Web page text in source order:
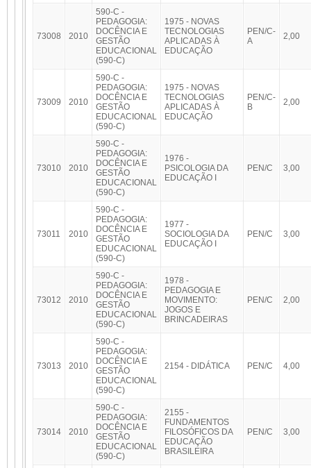
73008 2010
590-C -
PEDAGOGIA:
DOCÊNCIA E
GESTÃO
EDUCACIONAL
(590-C)
1975 - NOVAS
TECNOLOGIAS
APLICADAS À
EDUCAÇÃO
PEN/C-
A
2,00
73009 2010
590-C -
PEDAGOGIA:
DOCÊNCIA E
GESTÃO
EDUCACIONAL
(590-C)
1975 - NOVAS
TECNOLOGIAS
APLICADAS À
EDUCAÇÃO
PEN/C-
B
2,00
73010 2010
590-C -
PEDAGOGIA:
DOCÊNCIA E
GESTÃO
EDUCACIONAL
(590-C)
1976 -
PSICOLOGIA DA
EDUCAÇÃO I
PEN/C 3,00
73011 2010
590-C -
PEDAGOGIA:
DOCÊNCIA E
GESTÃO
EDUCACIONAL
(590-C)
1977 -
SOCIOLOGIA DA
EDUCAÇÃO I
PEN/C 3,00
73012 2010
590-C -
PEDAGOGIA:
DOCÊNCIA E
GESTÃO
EDUCACIONAL
(590-C)
1978 -
PEDAGOGIA E
MOVIMENTO:
JOGOS E
BRINCADEIRAS
PEN/C 2,00
73013 2010
590-C -
PEDAGOGIA:
DOCÊNCIA E
GESTÃO
EDUCACIONAL
(590-C)
2154 - DIDÁTICA PEN/C 4,00
73014 2010
590-C -
PEDAGOGIA:
DOCÊNCIA E
GESTÃO
EDUCACIONAL
(590-C)
2155 -
FUNDAMENTOS
FILOSÓFICOS DA
EDUCAÇÃO
BRASILEIRA
PEN/C 3,00